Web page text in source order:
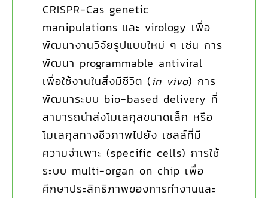
CRISPR-Cas genetic
manipulations และ virology เพื่อ
พัฒนางานวิจัยรูปแบบใหม่ ๆ เช่น การ
พัฒนา programmable antiviral
เพื่อใช้งานในสิ่งมีชีวิต (in vivo) การ
พัฒนาระบบ bio-based delivery ที่
สามารถนำส่งโมเลกุลขนาดเล็ก หรือ
โมเลกุลทางชีวภาพไปยัง เซลล์ที่มี
ความจำเพาะ (specific cells) การใช้
ระบบ multi-organ on chip เพื่อ
ศึกษาประสิทธิภาพของการทำงานและ